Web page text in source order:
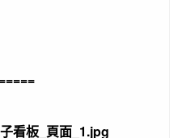
看板_頁面_1.jpg